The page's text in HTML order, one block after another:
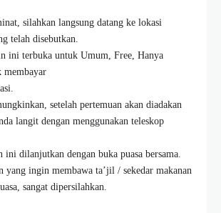
silahkan langsung datang ke lokasi
telah disebutkan.
ini terbuka untuk Umum, Free, Hanya
membayar
setelah pertemuan akan diadakan
langit dengan menggunakan teleskop
dilanjutkan dengan buka puasa bersama.
yang ingin membawa ta’jil / sekedar makanan
sangat dipersilahkan.